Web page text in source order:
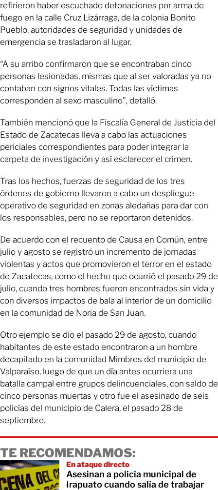
refirieron haber escuchado detonaciones por arma de
fuego en la calle Cruz Lizárraga, de la colonia Bonito
Pueblo, autoridades de seguridad y unidades de
emergencia se trasladaron al lugar.
“A su arribo confirmaron que se encontraban cinco
personas lesionadas, mismas que al ser valoradas ya no
contaban con signos vitales. Todas las víctimas
corresponden al sexo masculino”, detalló.
También mencionó que la Fiscalía General de Justicia del
Estado de Zacatecas lleva a cabo las actuaciones
periciales correspondientes para poder integrar la
carpeta de investigación y así esclarecer el crimen.
Tras los hechos, fuerzas de seguridad de los tres
órdenes de gobierno llevaron a cabo un despliegue
operativo de seguridad en zonas aledañas para dar con
los responsables, pero no se reportaron detenidos.
De acuerdo con el recuento de Causa en Común, entre
julio y agosto se registró un incremento de jornadas
violentas y actos que promovieron el terror en el estado
de Zacatecas, como el hecho que ocurrió el pasado 29 de
julio, cuando tres hombres fueron encontrados sin vida y
con diversos impactos de bala al interior de un domicilio
en la comunidad de Noria de San Juan.
Otro ejemplo se dio el pasado 29 de agosto, cuando
habitantes de este estado encontraron a un hombre
decapitado en la comunidad Mimbres del municipio de
Valparaíso, luego de que un día antes ocurriera una
batalla campal entre grupos delincuenciales, con saldo de
cinco personas muertas y otro fue el asesinado de seis
policías del municipio de Calera, el pasado 28 de
septiembre.
TE RECOMENDAMOS:
En ataque directo
Asesinan a policía municipal de
Irapuato cuando salía de trabajar